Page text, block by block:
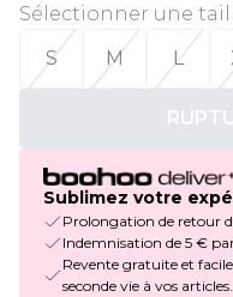
Sélectionner une
S
M L
Sublimez votre
Prolongation de retour
Indemnisation de 5 €
Revente gratuite et
seconde vie à vos articles.